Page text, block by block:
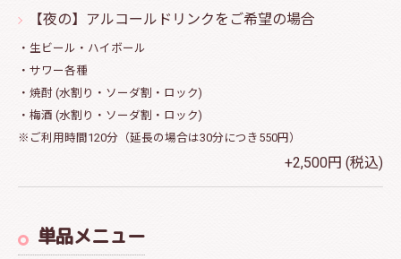
【夜の】アルコールドリンクをご希望の場合
・生ビール・ハイボール
・サワー各種
・焼酎 (水割り・ソーダ割・ロック)
・梅酒 (水割り・ソーダ割・ロック)
※ご利用時間120分（延長の場合は30分につき550円）
+2,500円 (税込)
単品メニュー